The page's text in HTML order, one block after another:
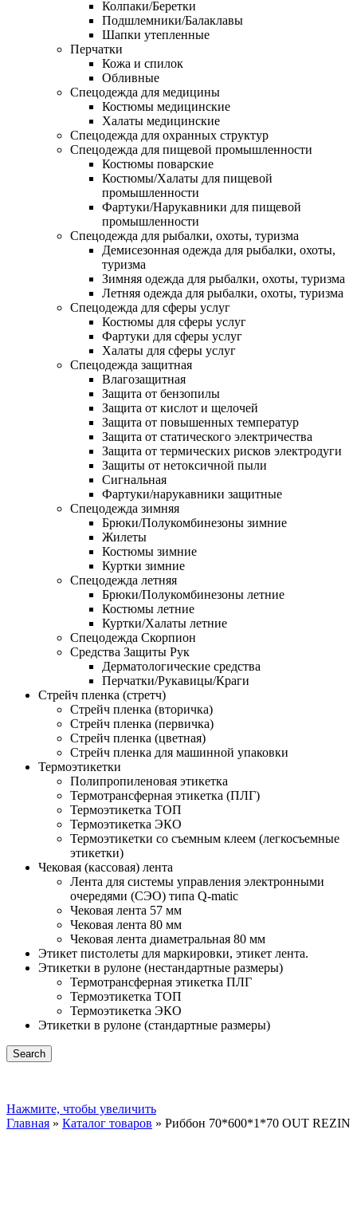
Колпаки/Беретки
Подшлемники/Балаклавы
Шапки утепленные
Перчатки
Кожа и спилок
Обливные
Спецодежда для медицины
Костюмы медицинские
Халаты медицинские
Спецодежда для охранных структур
Спецодежда для пищевой промышленности
Костюмы поварские
Костюмы/Халаты для пищевой
промышленности
Фартуки/Нарукавники для пищевой
промышленности
Спецодежда для рыбалки, охоты, туризма
Демисезонная одежда для рыбалки, охоты,
туризма
Зимняя одежда для рыбалки, охоты, туризма
Летняя одежда для рыбалки, охоты, туризма
Спецодежда для сферы услуг
Костюмы для сферы услуг
Фартуки для сферы услуг
Халаты для сферы услуг
Спецодежда защитная
Влагозащитная
Защита от бензопилы
Защита от кислот и щелочей
Защита от повышенных температур
Защита от статического электричества
Защита от термических рисков электродуги
Защиты от нетоксичной пыли
Сигнальная
Фартуки/нарукавники защитные
Спецодежда зимняя
Брюки/Полукомбинезоны зимние
Жилеты
Костюмы зимние
Куртки зимние
Спецодежда летняя
Брюки/Полукомбинезоны летние
Костюмы летние
Куртки/Халаты летние
Спецодежда Скорпион
Средства Защиты Рук
Дерматологические средства
Перчатки/Рукавицы/Краги
Стрейч пленка (стретч)
Стрейч пленка (вторичка)
Стрейч пленка (первичка)
Стрейч пленка (цветная)
Стрейч пленка для машинной упаковки
Термоэтикетки
Полипропиленовая этикетка
Термотрансферная этикетка (ПЛГ)
Термоэтикетка ТОП
Термоэтикетка ЭКО
Термоэтикетки со съемным клеем (легкосъемные
этикетки)
Чековая (кассовая) лента
Лента для системы управления электронными
очередями (СЭО) типа Q-matic
Чековая лента 57 мм
Чековая лента 80 мм
Чековая лента диаметральная 80 мм
Этикет пистолеты для маркировки, этикет лента.
Этикетки в рулоне (нестандартные размеры)
Термотрансферная этикетка ПЛГ
Термоэтикетка ТОП
Термоэтикетка ЭКО
Этикетки в рулоне (стандартные размеры)
Search
Нажмите, чтобы увеличить
Главная » Каталог товаров » Риббон 70*600*1*70 OUT REZIN